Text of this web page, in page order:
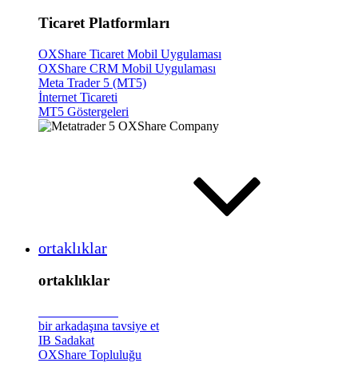
Ticaret Platformları
OXShare Ticaret Mobil Uygulaması
OXShare CRM Mobil Uygulaması
Meta Trader 5 (MT5)
İnternet Ticareti
MT5 Göstergeleri
ortaklıklar
ortaklıklar
bir arkadaşına tavsiye et
IB Sadakat
OXShare Topluluğu